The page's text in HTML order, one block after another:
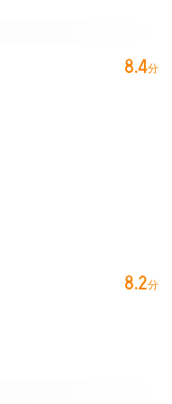
8.4分
8.2分